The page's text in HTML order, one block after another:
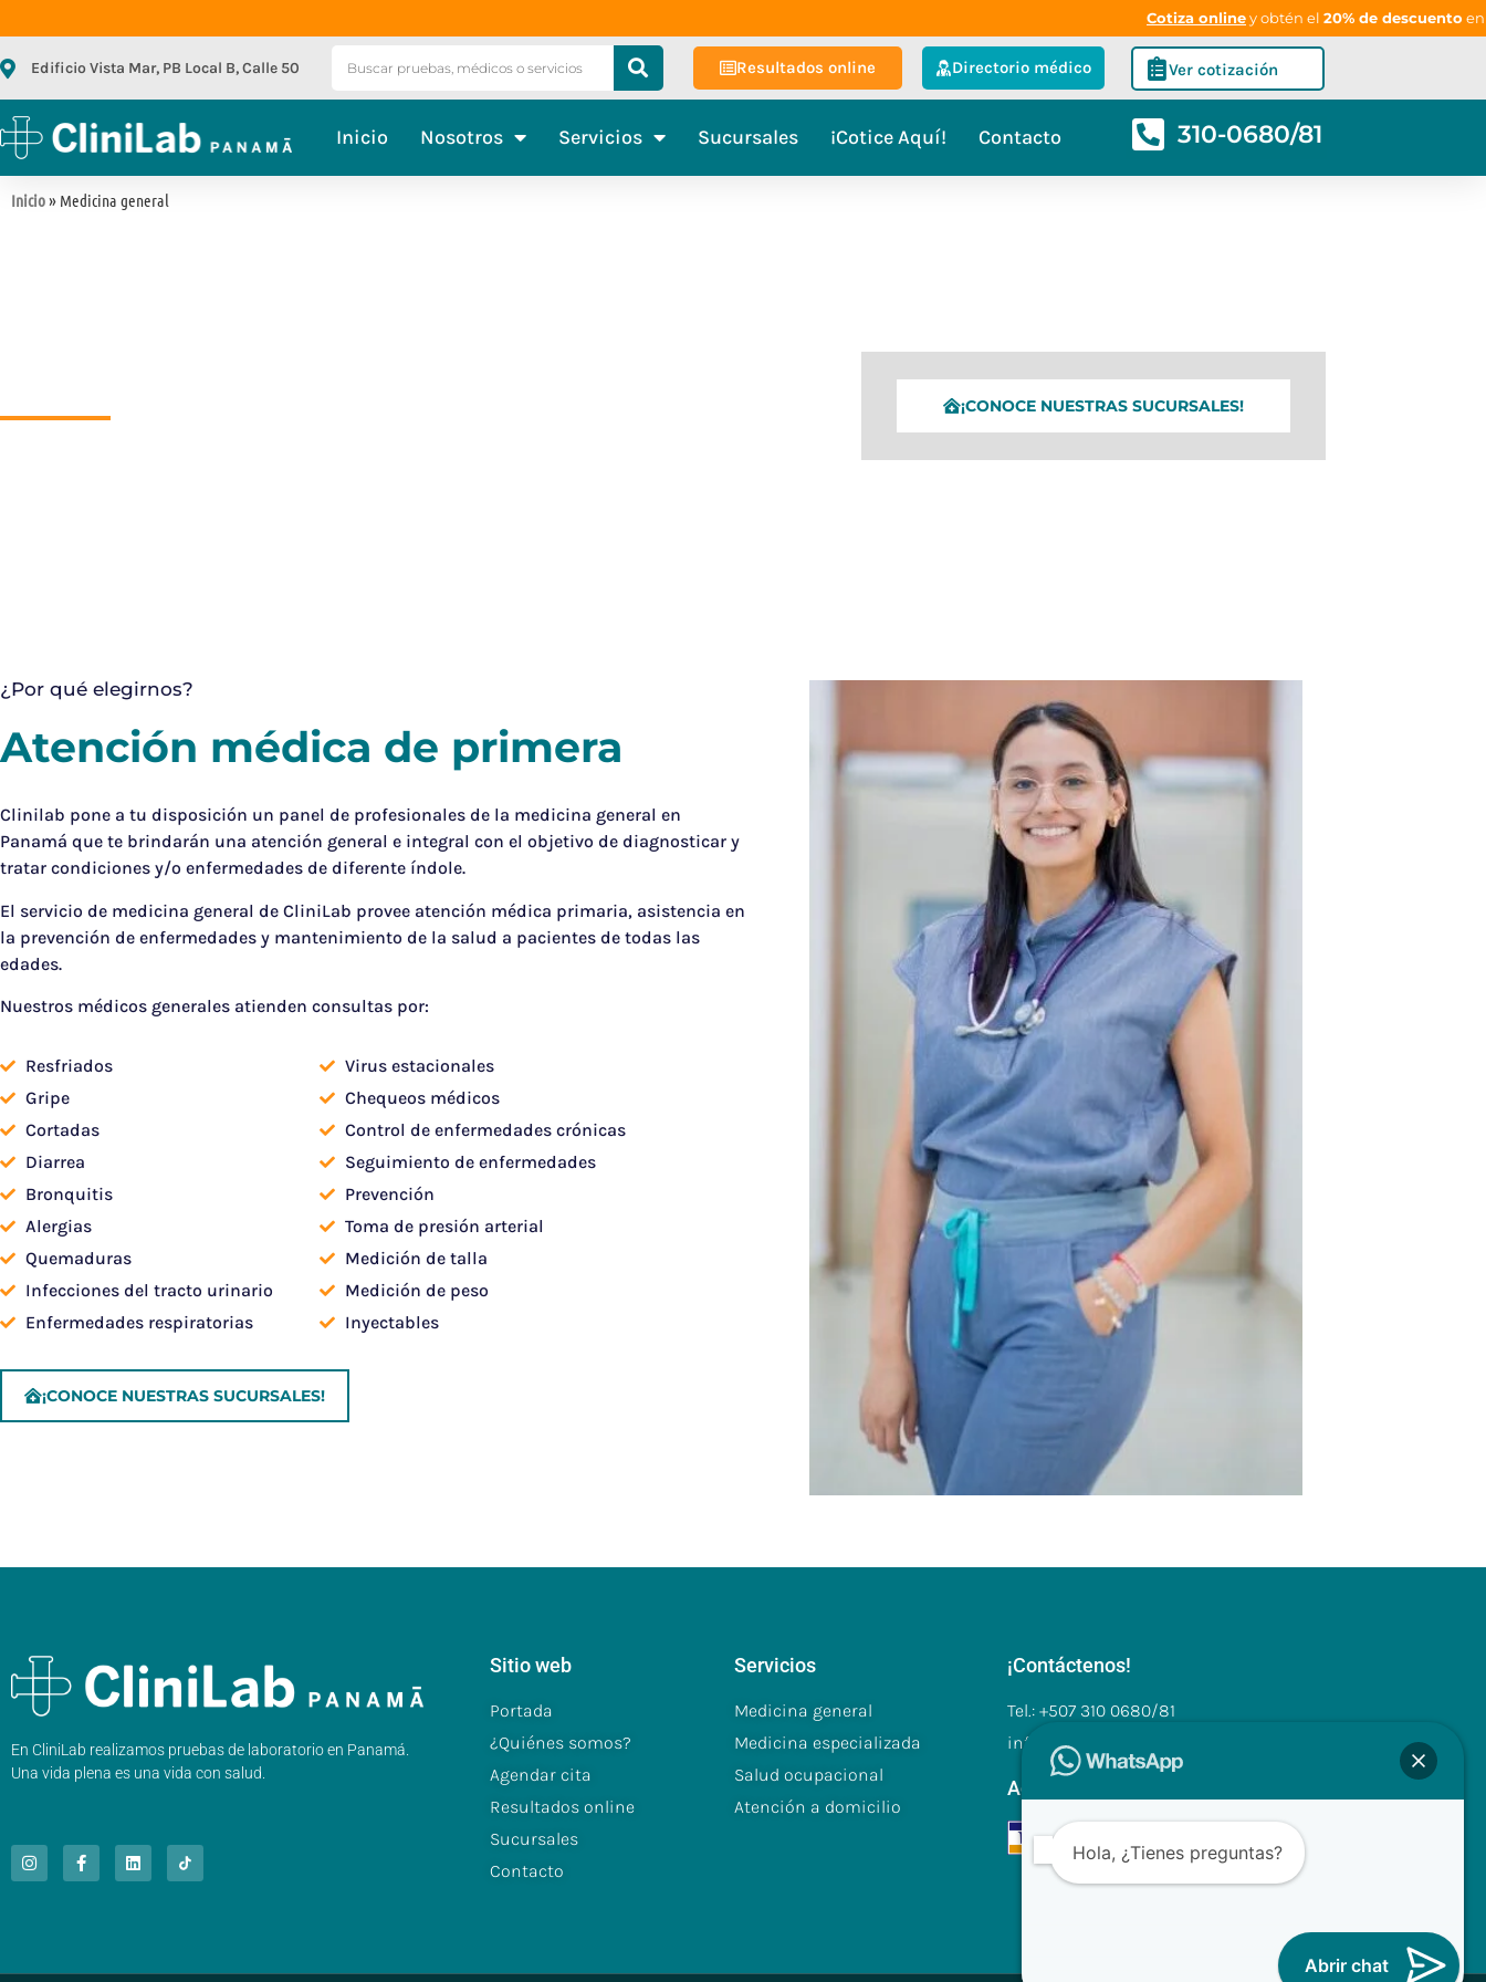
Cotiza onliney obtén el20% de descuentoen
Edificio Vista Mar, PB Local B, Calle 50 Resultados online Directorio médico Ver cotización
Inicio Nosotros Servicios Sucursales ¡Cotice Aquí! Contacto 310-0680/81
Inicio» Medicina general
¡CONOCE NUESTRAS SUCURSALES!
¿Por qué elegirnos?
Atención médica de primera
Clinilab pone a tu disposición un panel de profesionales de la medicina general en
Panamá que te brindarán una atención general e integral con el objetivo de diagnosticar y
tratar condiciones y/o enfermedades de diferente índole.
El servicio de medicina general de CliniLab provee atención médica primaria, asistencia en
la prevención de enfermedades y mantenimiento de la salud a pacientes de todas las
edades.
Nuestros médicos generales atienden consultas por:
Resfriados
Gripe
Cortadas
Diarrea
Bronquitis
Alergias
Quemaduras
Infecciones del tracto urinario
Enfermedades respiratorias
Virus estacionales
Chequeos médicos
Control de enfermedades crónicas
Seguimiento de enfermedades
Prevención
Toma de presión arterial
Medición de talla
Medición de peso
Inyectables
¡CONOCE NUESTRAS SUCURSALES!
En CliniLab realizamos pruebas de laboratorio en Panamá.
Una vida plena es una vida con salud.
Sitio web
Portada
¿Quiénes somos?
Agendar cita
Resultados online
Sucursales
Contacto
Servicios
Medicina general
Medicina especializada
Salud ocupacional
Atención a domicilio
¡Contáctenos!
Tel.: +507 310 0680/81
info@clinilabpanama.com
Aceptamos
Hola, ¿Tienes preguntas?
Abrir chat